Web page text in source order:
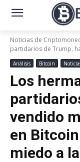
Noticias de
partidarios de Trump,
Análisis Bitcoin
Los
vendido
en
miedo a